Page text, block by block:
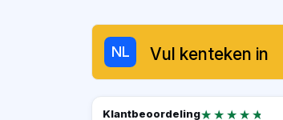
NL
Klantbeoordeling★★★★★
★★★★★